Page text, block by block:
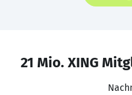
21 Mio. XING